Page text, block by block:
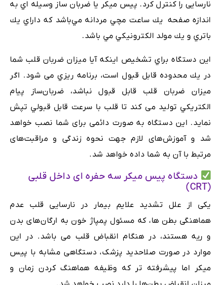
نارسایی را کنترل کرد. پيس ميكر يا ضربان ‌ساز وسيله اي به
اندازه صفحه يك ساعت مچي مردانه مي‌باشد كه داراي يك
باتري و يك مولد الكترونيكي مي باشد.
اين دستگاه براي تشخيص اينكه آيا ميزان ضربان قلب شما
در يك محدوده قابل قبول است، برنامه ريزي می شود. اگر
ميزان ضربان قلب قابل قبول نباشد، ضربان‌ساز پيام
الكتريكي توليد می كند تا قلب با سرعت قابل قبولي تپش
نمايد. این دستگاه به صورت دائمی برای شما نصب خواهد
شد و آموزش‌های لازم جهت نحوه زندگی و مراقبت‌های
مرتبط با آن به شما داده خواهد شد.
دستگاه پیس میکر سه حفره ای داخل قلبی
(CRT)
یکی از علل تشدید علایم بیمار در نارسایی قلب عدم
هماهنگی بطن ها، که مسئول پمپاژ خون به ارگان‌های بدن
و ریه هستند، در هنگام انقباض قلب می باشد. در این
موارد در صورت صلاحدید پزشک، دستگاهی مشابه با پیس
میکر اما پیشرفته تر که وظیفه هماهنگ کردن زمان و